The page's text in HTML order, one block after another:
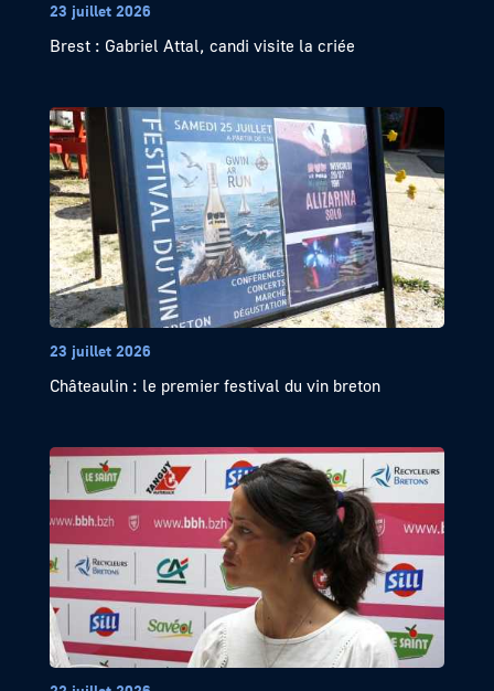
23 juillet 2026
Brest : Gabriel Attal, candi visite la criée
23 juillet 2026
Châteaulin : le premier festival du vin breton